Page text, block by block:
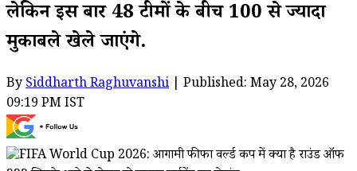
लेकिन इस बार 48 टीमों के बीच 100 से ज्यादा
मुकाबले खेले जाएंगे.
BySiddharth Raghuvanshi | Published: May 28, 2026
09:19 PM IST